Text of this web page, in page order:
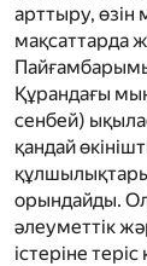
арттыру,
мақсаттарда
Құрандағы
сенбей)
қандай
орындайды.
әлеуметтік
істеріне